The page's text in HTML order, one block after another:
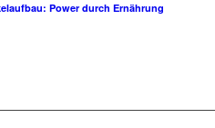
Power durch Ernährung